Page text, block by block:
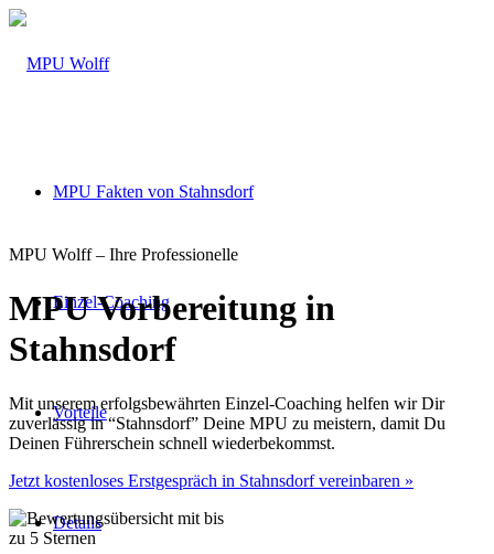
MPU Fakten von Stahnsdorf
Einzel-Coaching
Vorteile
Details
MPU Wolff – Ihre Professionelle
MPU Vorbereitung in
Stahnsdorf
Mit unserem erfolgsbewährten Einzel-Coaching helfen wir Dir
zuverlässig in “Stahnsdorf” Deine MPU zu meistern, damit Du
Deinen Führerschein schnell wiederbekommst.
Jetzt kostenloses Erstgespräch in Stahnsdorf vereinbaren »